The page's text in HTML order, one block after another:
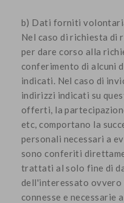
b) Dati forniti
Nel caso di richiesta di
per dare corso alla
conferimento di alcuni
indicati. Nel caso di
indirizzi indicati su
offerti, la
etc, comportano la
personali necessari a
sono conferiti
trattati al solo fine di
dell'interessato
connesse e